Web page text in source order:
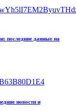
последние данные на
новости и